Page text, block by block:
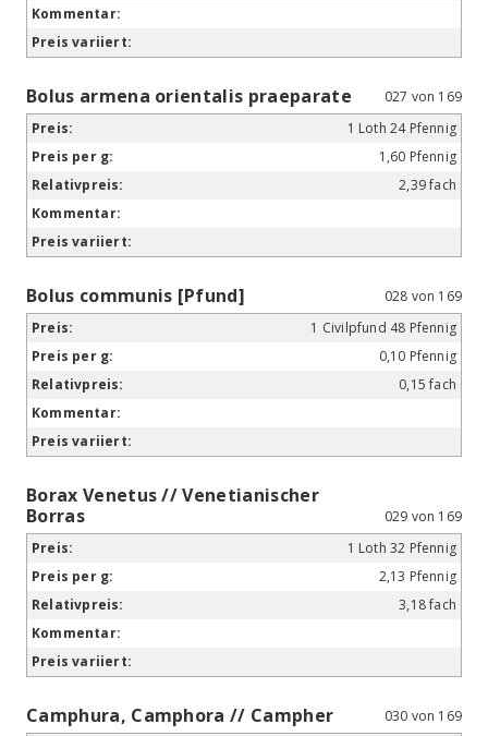
Bolus armena orientalis praeparate
027 von 169
1 Loth 24 Pfennig
1,60 Pfennig
2,39 fach
Bolus communis [Pfund]
028 von 169
1 Civilpfund 48 Pfennig
0,10 Pfennig
0,15 fach
Borax Venetus // Venetianischer
Borras
029 von 169
1 Loth 32 Pfennig
2,13 Pfennig
3,18 fach
Camphura, Camphora // Campher
030 von 169